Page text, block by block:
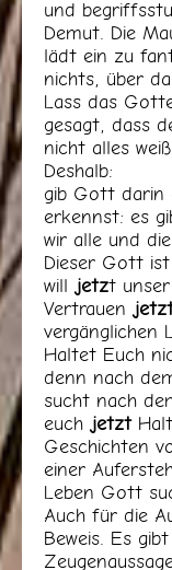
und
Demut. Die
lädt ein zu
nichts, über
Lass das
gesagt, dass
nicht alles
Deshalb:
gib Gott darin
erkennst: es
wir alle und
Dieser Gott
will jetzt
Vertrauen
vergänglichen
Haltet Euch
denn nach
sucht nach
euch jetztHalt
Geschichten
einer
Leben Gott
Auch für die
Beweis. Es